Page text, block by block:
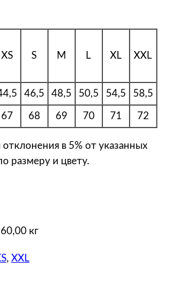
XS S M L XL XXL
46,5 48,5 50,5 54,5 58,5
67 68 69 70 71 72
в 5% от указанных
размеру и цвету.
кг
, XXL